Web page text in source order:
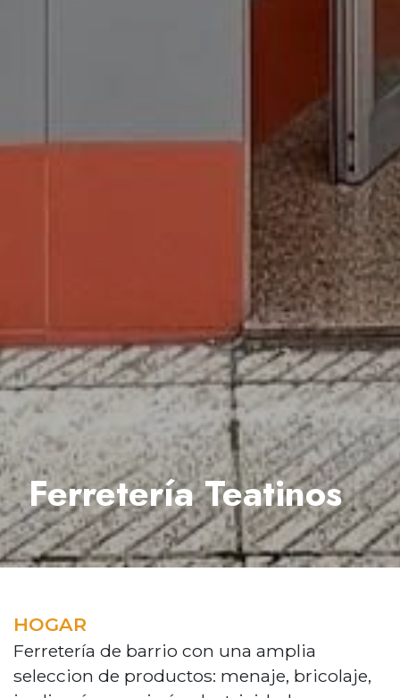
Ferretería Teatinos
HOGAR
Ferretería de barrio con una amplia
seleccion de productos: menaje, bricolaje,